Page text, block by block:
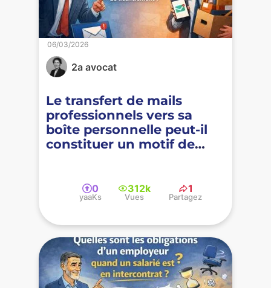
2a avocat
Le transfert de mails
professionnels vers sa
boîte personnelle peut-il
constituer un motif de
06/03/2026
0
yaaKs
312k
Vues
1
Partagez